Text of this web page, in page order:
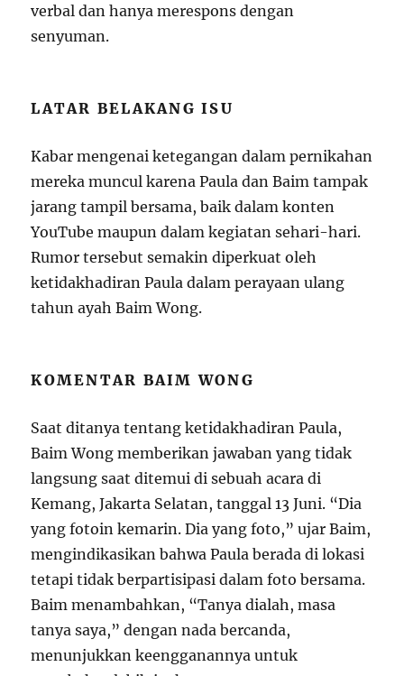
verbal dan hanya merespons dengan
senyuman.
LATAR BELAKANG ISU
Kabar mengenai ketegangan dalam pernikahan
mereka muncul karena Paula dan Baim tampak
jarang tampil bersama, baik dalam konten
YouTube maupun dalam kegiatan sehari-hari.
Rumor tersebut semakin diperkuat oleh
ketidakhadiran Paula dalam perayaan ulang
tahun ayah Baim Wong.
KOMENTAR BAIM WONG
Saat ditanya tentang ketidakhadiran Paula,
Baim Wong memberikan jawaban yang tidak
langsung saat ditemui di sebuah acara di
Kemang, Jakarta Selatan, tanggal 13 Juni. “Dia
yang fotoin kemarin. Dia yang foto,” ujar Baim,
mengindikasikan bahwa Paula berada di lokasi
tetapi tidak berpartisipasi dalam foto bersama.
Baim menambahkan, “Tanya dialah, masa
tanya saya,” dengan nada bercanda,
menunjukkan keengganannya untuk